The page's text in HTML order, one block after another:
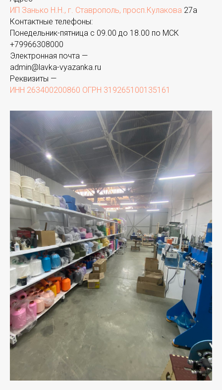
ИП Занько Н.Н., г. Ставрополь, просп.Кулакова 27а
Контактные телефоны:
Понедельник-пятница с 09.00 до 18.00 по МСК
+79966308000
Электронная почта —
admin@lavka-vyazanka.ru
Реквизиты —
ИНН 263400200860 ОГРН 319265100135161